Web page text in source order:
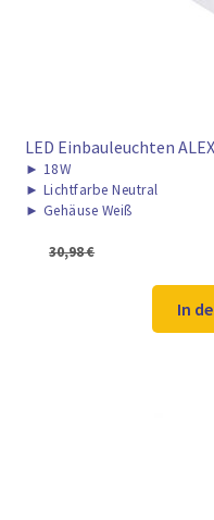
LED Einbauleuchten
► 18W
► Lichtfarbe Neutral
► Gehäuse Weiß
30,98€
In